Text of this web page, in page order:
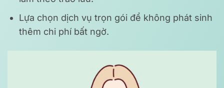
Lựa chọn dịch vụ trọn gói để không phát sinh
thêm chi phí bất ngờ.